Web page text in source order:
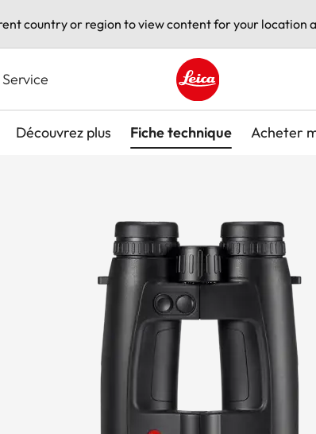
country or region to view content for your location
Service
Leica logo - Home
Découvrez plus Fiche technique Acheter